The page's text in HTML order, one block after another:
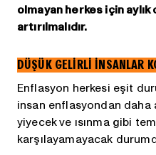
olmayan herkes için
artırılmalıdır.
DÜŞÜK GELİRLİ İNSANLAR
Enflasyon herkesi eşit
insan enflasyondan daha
yiyecek ve ısınma gibi
karşılayamayacak